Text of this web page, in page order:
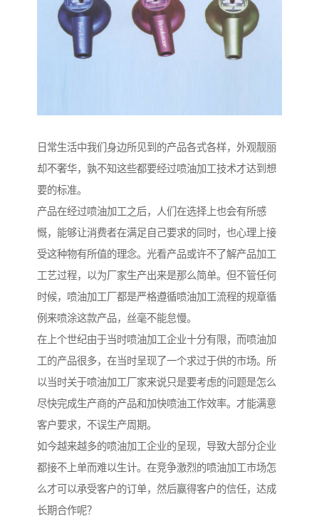
日常生活中我们身边所见到的产品各式各样，外观靓丽
却不奢华，孰不知这些都要经过喷油加工技术才达到想
要的标准。
产品在经过喷油加工之后，人们在选择上也会有所感
慨，能够让消费者在满足自己要求的同时，也心理上接
受这种物有所值的理念。光看产品或许不了解产品加工
工艺过程，以为厂家生产出来是那么简单。但不管任何
时候，喷油加工厂都是严格遵循喷油加工流程的规章循
例来喷涂这款产品，丝毫不能怠慢。
在上个世纪由于当时喷油加工企业十分有限，而喷油加
工的产品很多，在当时呈现了一个求过于供的市场。所
以当时关于喷油加工厂家来说只是要考虑的问题是怎么
尽快完成生产商的产品和加快喷油工作效率。才能满意
客户要求，不误生产周期。
如今越来越多的喷油加工企业的呈现，导致大部分企业
都接不上单而难以生计。在竞争激烈的喷油加工市场怎
么才可以承受客户的订单，然后赢得客户的信任，达成
长期合作呢？